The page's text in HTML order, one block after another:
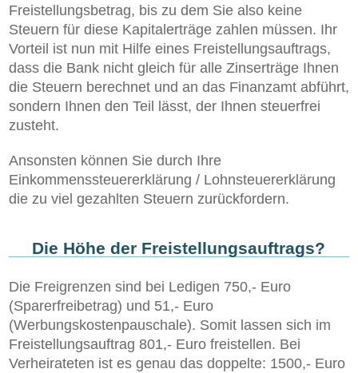
Freistellungsbetrag, bis zu dem Sie also keine
Steuern für diese Kapitalerträge zahlen müssen. Ihr
Vorteil ist nun mit Hilfe eines Freistellungsauftrags,
dass die Bank nicht gleich für alle Zinserträge Ihnen
die Steuern berechnet und an das Finanzamt abführt,
sondern Ihnen den Teil lässt, der Ihnen steuerfrei
zusteht.
Ansonsten können Sie durch Ihre
Einkommenssteuererklärung / Lohnsteuererklärung
die zu viel gezahlten Steuern zurückfordern.
Die Höhe der Freistellungsauftrags?
Die Freigrenzen sind bei Ledigen 750,- Euro
(Sparerfreibetrag) und 51,- Euro
(Werbungskostenpauschale). Somit lassen sich im
Freistellungsauftrag 801,- Euro freistellen. Bei
Verheirateten ist es genau das doppelte: 1500,- Euro